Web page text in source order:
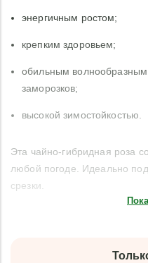
энергичным ростом;
крепким здоровьем;
обильным
заморозков;
высокой зимостойкостью.
Эта чайно-гибридная роза
любой погоде. Идеально
срезки.